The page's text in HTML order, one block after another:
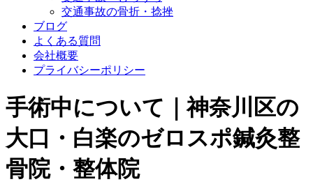
交通事故の骨折・捻挫
ブログ
よくある質問
会社概要
プライバシーポリシー
手術中について｜神奈川区の
大口・白楽のゼロスポ鍼灸整
骨院・整体院